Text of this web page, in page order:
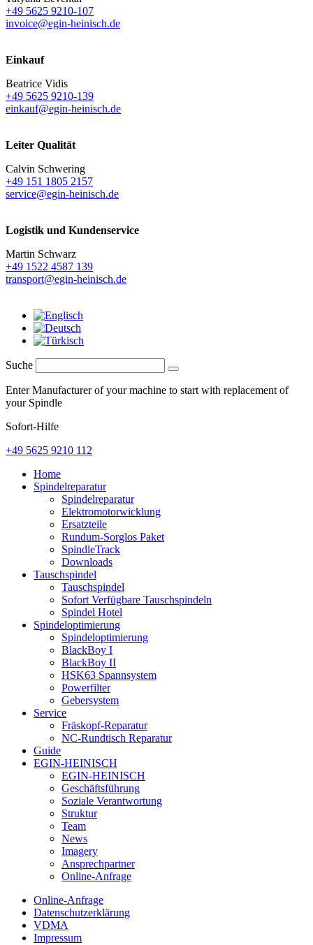
+49 5625 9210-107
invoice@egin-heinisch.de
Einkauf
Beatrice Vidis
+49 5625 9210-139
einkauf@egin-heinisch.de
Leiter Qualität
Calvin Schwering
+49 151 1805 2157
service@egin-heinisch.de
Logistik und Kundenservice
Martin Schwarz
+49 1522 4587 139
transport@egin-heinisch.de
Suche
Enter Manufacturer of your machine to start with replacement of
your Spindle
Sofort-Hilfe
+49 5625 9210 112
Home
Spindelreparatur
Spindelreparatur
Elektromotorwicklung
Ersatzteile
Rundum-Sorglos Paket
SpindleTrack
Downloads
Tauschspindel
Tauschspindel
Sofort Verfügbare Tauschspindeln
Spindel Hotel
Spindeloptimierung
Spindeloptimierung
BlackBoy I
BlackBoy II
HSK63 Spannsystem
Powerfilter
Gebersystem
Service
Fräskopf-Reparatur
NC-Rundtisch Reparatur
Guide
EGIN-HEINISCH
EGIN-HEINISCH
Geschäftsführung
Soziale Verantwortung
Struktur
Team
News
Imagery
Ansprechpartner
Online-Anfrage
Online-Anfrage
Datenschutzerklärung
VDMA
Impressum